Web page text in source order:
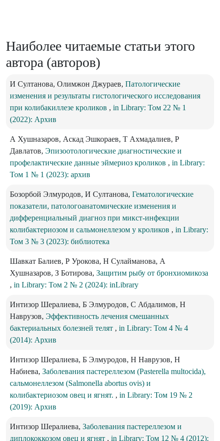
Наиболее читаемые статьи этого
автора (авторов)
И Султанова, Олимжон Джураев, Патологические
изменения и результаты гистологического исследования
при колибакиллезе кроликов , in Library: Том 22 № 1
(2022): Архив
А Хушназаров, Аскад Эшкораев, Т Ахмадалиев, Р
Давлатов, Эпизоотологические диагностические и
профелактические данные эймериоз кроликов , in Library:
Том 1 № 1 (2023): архив
Бозорбой Элмуродов, И Султанова, Гематологические
показатели, патологоанатомические изменения и
дифференциальный диагноз при микст-инфекции
колибактериозом и сальмонеллезом у кроликов , in Library:
Том 3 № 3 (2023): библиотека
Шавкат Балиев, Р Урокова, Н Сулайманова, А
Хушназаров, З Ботирова, Защитим рыбу от бронхиомикоза
, in Library: Том 2 № 2 (2024): inLibrary
Интизор Шералиева, Б Элмуродов, С Абдалимов, Н
Наврузов, Эффективность лечения смешанных
бактериальных болезней телят , in Library: Том 4 № 4
(2014): Архив
Интизор Шералиева, Б Элмуродов, Н Наврузов, Н
Набиева, Заболевания пастереллезом (Pasterella multocida),
сальмонеллезом (Salmonella abortus ovis) и
колибактериозом овец и ягнят. , in Library: Том 19 № 2
(2019): Архив
Интизор Шералиева, Заболевания пастереллезом и
диплококкозом овец и ягнят , in Library: Том 12 № 4 (2012):